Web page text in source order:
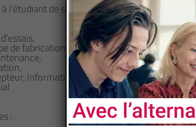
à l’étudiant de s’insérer professionnellement
de fabrication,
Informaticien Industriel,
: